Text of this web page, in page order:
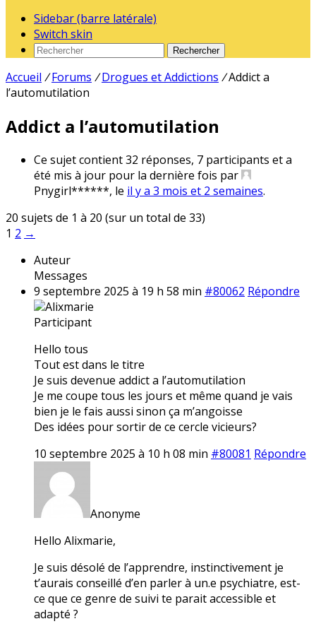
Sidebar (barre latérale)
Switch skin
Rechercher
Accueil / Forums / Drogues et Addictions /Addict a
l’automutilation
Addict a l’automutilation
Ce sujet contient 32 réponses, 7 participants et a
été mis à jour pour la dernière fois par
Pnygirl******, le il y a 3 mois et 2 semaines.
20 sujets de 1 à 20 (sur un total de 33)
1 2 →
Auteur
Messages
9 septembre 2025 à 19 h 58 min #80062 Répondre
Alixmarie
Participant
Hello tous
Tout est dans le titre
Je suis devenue addict a l’automutilation
Je me coupe tous les jours et même quand je vais
bien je le fais aussi sinon ça m’angoisse
Des idées pour sortir de ce cercle vicieurs?
10 septembre 2025 à 10 h 08 min #80081 Répondre
Anonyme
Hello Alixmarie,
Je suis désolé de l’apprendre, instinctivement je
t’aurais conseillé d’en parler à un.e psychiatre, est-
ce que ce genre de suivi te parait accessible et
adapté ?